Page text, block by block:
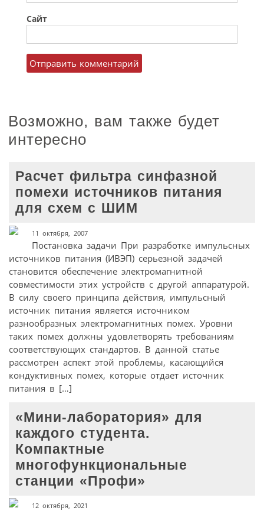
Сайт
Возможно, вам также будет
интересно
Расчет фильтра синфазной
помехи источников питания
для схем с ШИМ
11 октября, 2007
Постановка задачи При разработке импульсных
источников питания (ИВЭП) серьезной задачей
становится обеспечение электромагнитной
совместимости этих устройств с другой аппаратурой.
В силу своего принципа действия, импульсный
источник питания является источником
разнообразных электромагнитных помех. Уровни
таких помех должны удовлетворять требованиям
соответствующих стандартов. В данной статье
рассмотрен аспект этой проблемы, касающийся
кондуктивных помех, которые отдает источник
питания в […]
«Мини-лаборатория» для
каждого студента.
Компактные
многофункциональные
станции «Профи»
12 октября, 2021